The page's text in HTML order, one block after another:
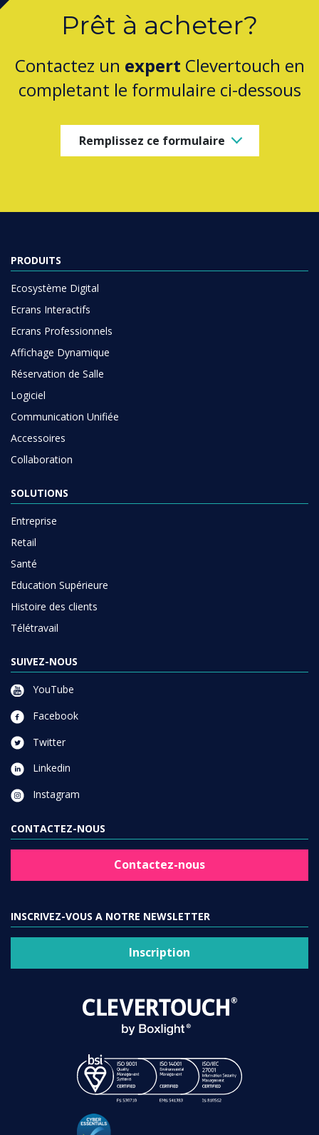
Prêt à acheter?
Contactez un expert Clevertouch en
completant le formulaire ci-dessous
Remplissez ce formulaire
PRODUITS
Ecosystème Digital
Ecrans Interactifs
Ecrans Professionnels
Affichage Dynamique
Réservation de Salle
Logiciel
Communication Unifiée
Accessoires
Collaboration
SOLUTIONS
Entreprise
Retail
Santé
Education Supérieure
Histoire des clients
Télétravail
SUIVEZ-NOUS
YouTube
Facebook
Twitter
Linkedin
Instagram
CONTACTEZ-NOUS
Contactez-nous
INSCRIVEZ-VOUS A NOTRE NEWSLETTER
Inscription